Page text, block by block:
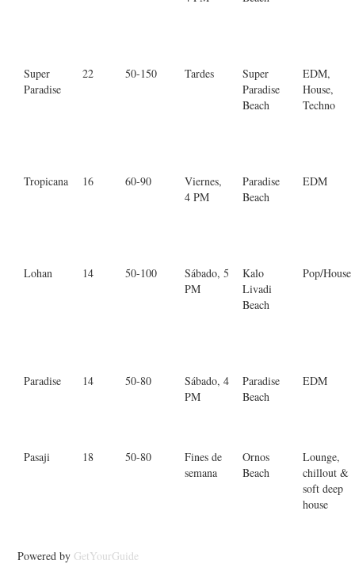
Super
Paradise
22 50-150 Tardes
Super
Paradise
Beach
EDM,
House,
Techno
Tropicana 16 60-90
Viernes,
4 PM
Paradise
Beach
EDM
Lohan 14 50-100
Sábado, 5
PM
Kalo
Livadi
Beach
Pop/House
Paradise 14 50-80
Sábado, 4
PM
Paradise
Beach
EDM
Pasaji 18 50-80
Fines de
semana
Ornos
Beach
Lounge,
chillout &
soft deep
house
Powered by GetYourGuide